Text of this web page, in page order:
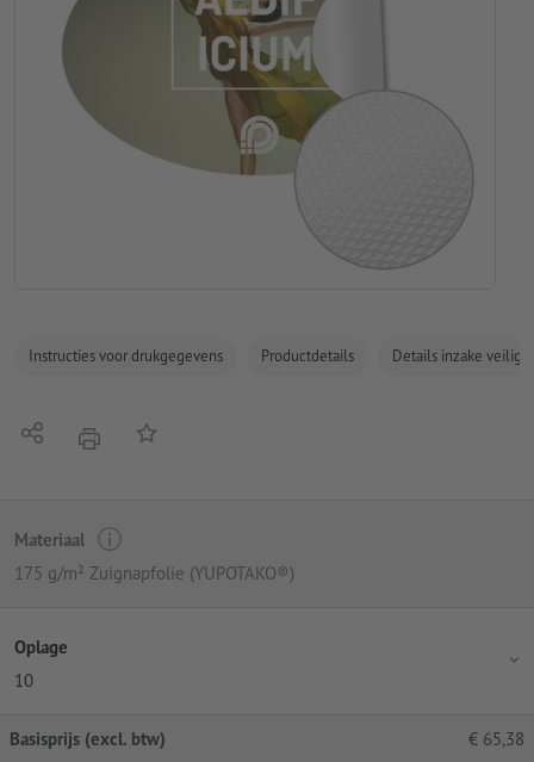
Instructies voor drukgegevens Productdetails Details inzake
Delen afdrukkenOp de lijst
Materiaal
175 g/m² Zuignapfolie (YUPOTAKO®)
Oplage
10
Basisprijs (excl. btw) € 65,38